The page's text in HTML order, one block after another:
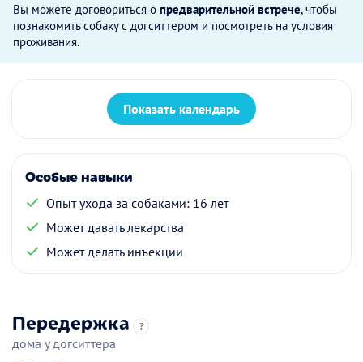
Вы можете договориться о предварительной встрече, чтобы
познакомить собаку с догситтером и посмотреть на условия
проживания.
Показать календарь
Особые навыки
Опыт ухода за собаками: 16 лет
Может давать лекарства
Может делать инъекции
Передержка ?
дома у догситтера